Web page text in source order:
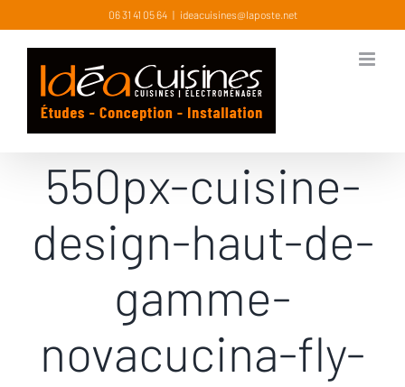
to
content
06 31 41 05 64 | ideacuisines@laposte.net
550px-cuisine-
design-haut-de-
gamme-
novacucina-fly-